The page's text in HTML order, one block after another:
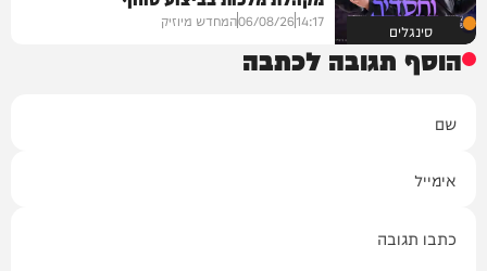
סינגלים 14:17
06/08/26המחדש מיוזיק
הוסף תגובה לכתבה